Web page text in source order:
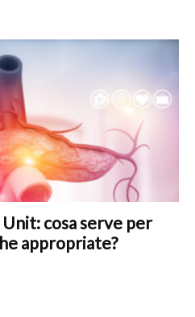
cosa serve per
appropriate?